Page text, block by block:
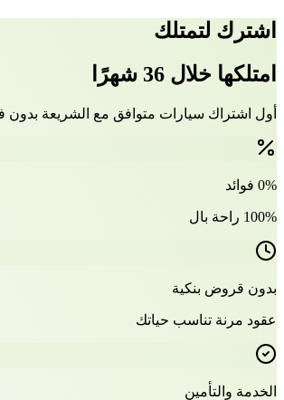
اشترك لتمتلك
امتلكها خلال 36 شهرًا
أول اشتراك سيارات متوافق مع الشريعة بدون فوائد 0%. اشترك الآن وتملّك سيارتك بعد
0% فوائد
100% راحة بال
بدون قروض بنكية
عقود مرنة تناسب حياتك
الخدمة والتأمين